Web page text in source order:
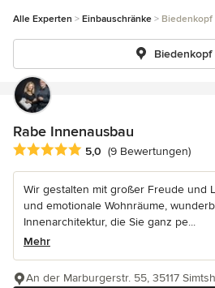
Alle Experten Einbauschränke Biedenkopf
Biedenkopf
Rabe Innenausbau
Durchschnittliche Bewertung: 5 von
5,0 (9 Bewertungen)
Wir gestalten mit großer Freude und
und emotionale Wohnräume,
Innenarchitektur, die Sie ganz pe...
Mehr
An der Marburgerstr. 55, 35117